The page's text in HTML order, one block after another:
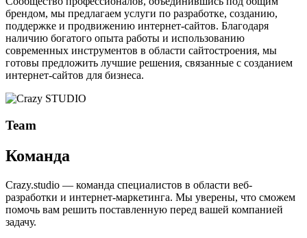
брендом, мы предлагаем услуги по разработке, созданию,
поддержке и продвижению интернет-сайтов. Благодаря
наличию богатого опыта работы и использованию
современных инструментов в области сайтостроения, мы
готовы предложить лучшие решения, связанные с созданием
интернет-сайтов для бизнеса.
Team
Команда
Crazy.studio — команда специалистов в области веб-
разработки и интернет-маркетинга. Мы уверены, что сможем
помочь вам решить поставленную перед вашей компанией
задачу.